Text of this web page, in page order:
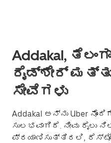
Addakal,
ರೈಡ್‌ಶೇರ್
ಸೇವೆಗಳು
Addakal ಅನ್ನು Uber
ಸುಲಭವಾಗಿದೆ. ನೀವು
ಪ್ರಯಾಣಿಸುತ್ತಿರಲಿ,